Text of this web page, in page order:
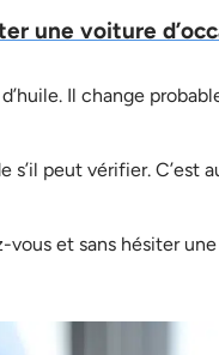
une voiture
Il change
s’il peut vérifier. C’est
vous et sans hésiter